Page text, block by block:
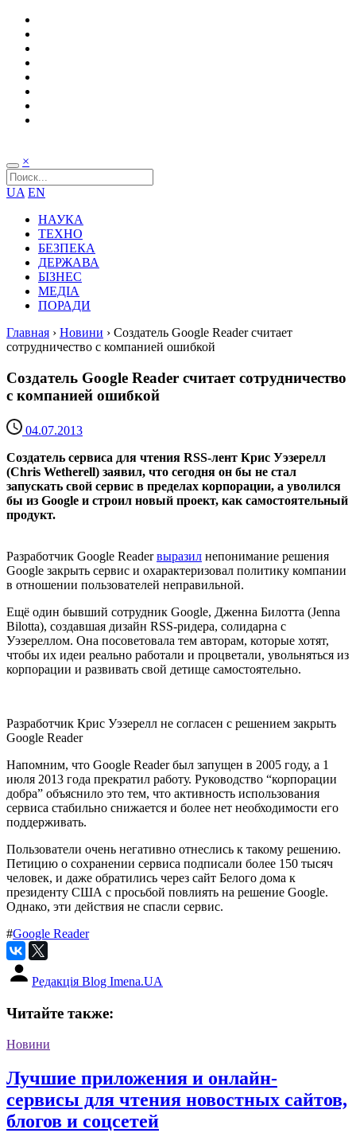
×
UA EN
НАУКА
ТЕХНО
БЕЗПЕКА
ДЕРЖАВА
БІЗНЕС
МЕДІА
ПОРАДИ
Главная › Новини › Создатель Google Reader считает
сотрудничество с компанией ошибкой
Создатель Google Reader считает сотрудничество
с компанией ошибкой
04.07.2013
Создатель сервиса для чтения RSS-лент Крис Уэзерелл
(Chris Wetherell) заявил, что сегодня он бы не стал
запускать свой сервис в пределах корпорации, а уволился
бы из Google и строил новый проект, как самостоятельный
продукт.
Разработчик Google Readerвыразил непонимание решения
Google закрыть сервис и охарактеризовал политику компании
в отношении пользователей неправильной.
Ещё один бывший сотрудник Google, Дженна Билотта (Jenna
Bilotta), создавшая дизайн RSS-ридера, солидарна с
Уэзереллом. Она посоветовала тем авторам, которые хотят,
чтобы их идеи реально работали и процветали, увольняться из
корпорации и развивать свой детище самостоятельно.
Разработчик Крис Уэзерелл не согласен с решением закрыть
Google Reader
Напомним, что Google Reader был запущен в 2005 году, а 1
июля 2013 года прекратил работу. Руководство “корпорации
добра” объяснило это тем, что активность использования
сервиса стабильно снижается и более нет необходимости его
поддерживать.
Пользователи очень негативно отнеслись к такому решению.
Петицию о сохранении сервиса подписали более 150 тысяч
человек, и даже обратились через сайт Белого дома к
президенту США с просьбой повлиять на решение Google.
Однако, эти действия не спасли сервис.
#Google Reader
Редакція Blog Imena.UA
Читайте также:
Новини
Лучшие приложения и онлайн-
сервисы для чтения новостных сайтов,
блогов и соцсетей